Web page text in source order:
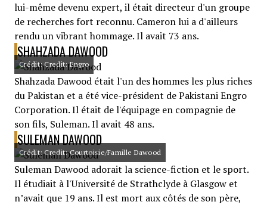
lui-même devenu expert, il était directeur d'un groupe
de recherches fort reconnu. Cameron lui a d'ailleurs
rendu un vibrant hommage. Il avait 73 ans.
SHAHZADA DAWOOD
Crédit: Credit: Engro
Shahzada Dawood était l'un des hommes les plus riches
du Pakistan et a été vice-président de Pakistani Engro
Corporation. Il était de l'équipage en compagnie de
son fils, Suleman. Il avait 48 ans.
SULEMAN DAWOOD
Crédit: Credit: Courtoisie/Famille Dawood
Suleman Dawood adorait la science-fiction et le sport.
Il étudiait à l'Université de Strathclyde à Glasgow et
n’avait que 19 ans. Il est mort aux côtés de son père,